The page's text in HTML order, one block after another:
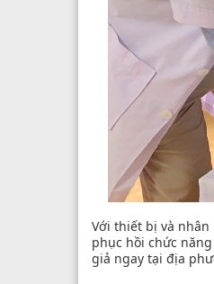
Với thiết bị và
phục hồi chức
giả ngay tại địa